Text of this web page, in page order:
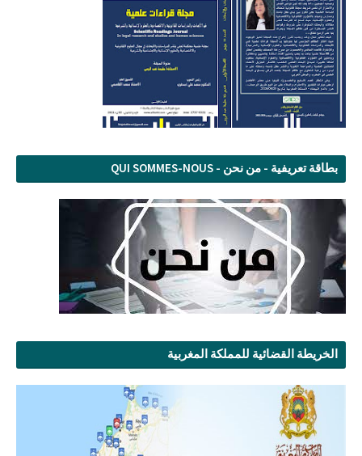
بطاقة تعريفية - من نحن - QUI SOMMES-NOUS
الخريطة القضائية للمملكة المغربية